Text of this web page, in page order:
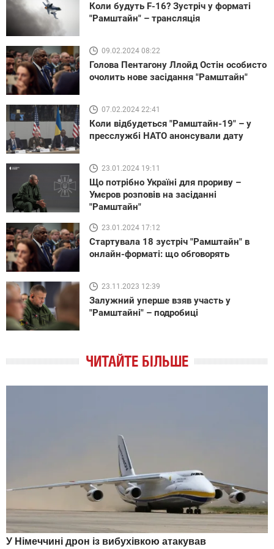
Коли будуть F-16? Зустріч у форматі
"Рамштайн" – трансляція
09.02.2024 08:22
Голова Пентагону Ллойд Остін особисто
очолить нове засідання "Рамштайн"
07.02.2024 22:41
Коли відбудеться "Рамштайн-19" – у
пресслужбі НАТО анонсували дату
23.01.2024 19:11
Що потрібно Україні для прориву –
Умєров розповів на засіданні
"Рамштайн"
23.01.2024 17:12
Стартувала 18 зустріч "Рамштайн" в
онлайн-форматі: що обговорять
23.11.2023 12:39
Залужний уперше взяв участь у
"Рамштайні" – подробиці
ЧИТАЙТЕ БІЛЬШЕ